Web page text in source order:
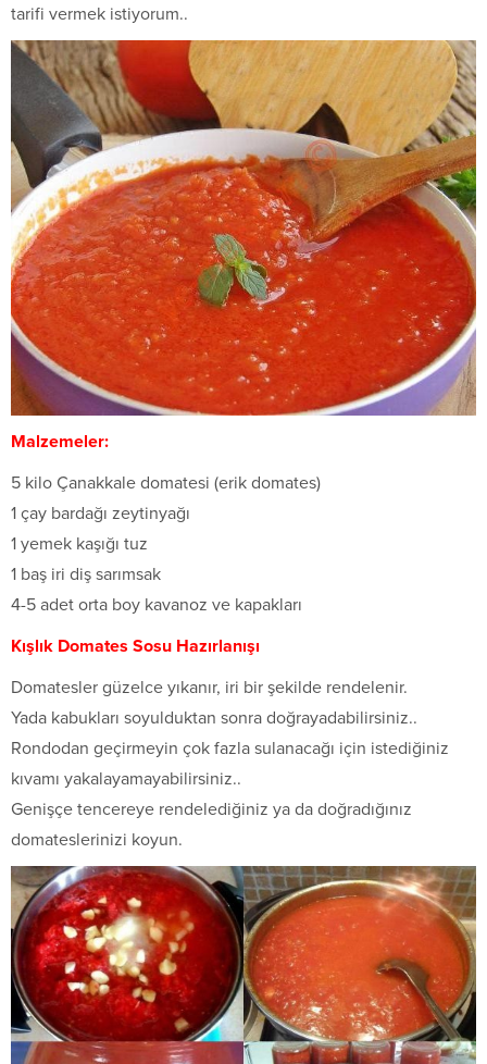
tarifi vermek istiyorum..
Malzemeler:
5 kilo Çanakkale domatesi (erik domates)
1 çay bardağı zeytinyağı
1 yemek kaşığı tuz
1 baş iri diş sarımsak
4-5 adet orta boy kavanoz ve kapakları
Kışlık Domates Sosu Hazırlanışı
Domatesler güzelce yıkanır, iri bir şekilde rendelenir.
Yada kabukları soyulduktan sonra doğrayadabilirsiniz..
Rondodan geçirmeyin çok fazla sulanacağı için istediğiniz
kıvamı yakalayamayabilirsiniz..
Genişçe tencereye rendelediğiniz ya da doğradığınız
domateslerinizi koyun.